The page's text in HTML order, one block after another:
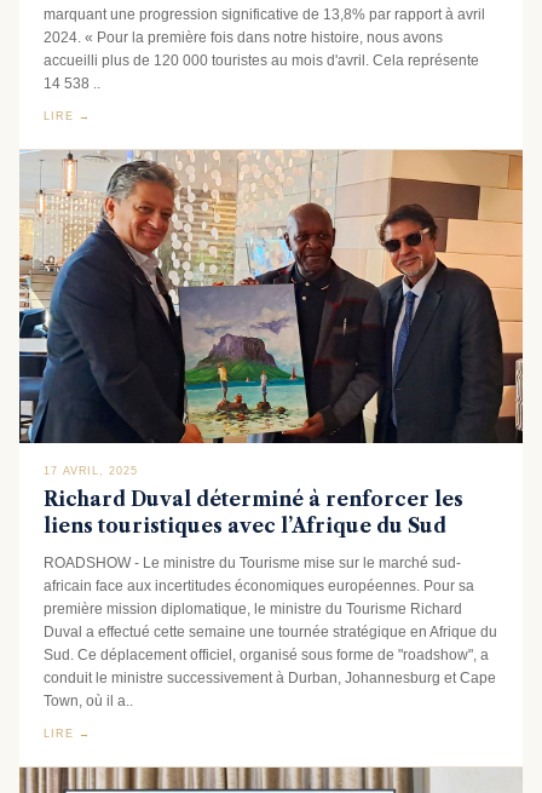
marquant une progression significative de 13,8% par rapport à avril
2024. « Pour la première fois dans notre histoire, nous avons
accueilli plus de 120 000 touristes au mois d'avril. Cela représente
14 538 ..
LIRE →
17 AVRIL, 2025
Richard Duval déterminé à renforcer les
liens touristiques avec l’Afrique du Sud
ROADSHOW - Le ministre du Tourisme mise sur le marché sud-
africain face aux incertitudes économiques européennes. Pour sa
première mission diplomatique, le ministre du Tourisme Richard
Duval a effectué cette semaine une tournée stratégique en Afrique du
Sud. Ce déplacement officiel, organisé sous forme de "roadshow", a
conduit le ministre successivement à Durban, Johannesburg et Cape
Town, où il a..
LIRE →